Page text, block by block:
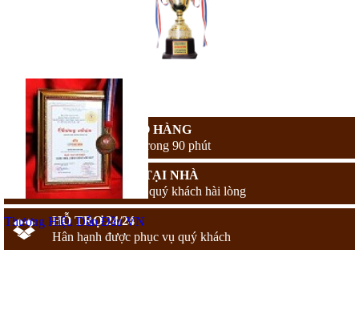
Thương Hiệu Dẫn Đầu VN
MIỄN PHÍ GIAO HÀNG
Giao hàng nhanh trong 90 phút
THANH TOÁN TẠI NHÀ
Chỉ thanh toán khi quý khách hài lòng
HỖ TRỢ 24/24
Hân hạnh được phục vụ quý khách